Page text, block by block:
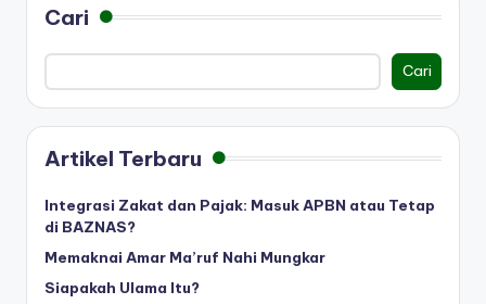
Cari
Cari
Artikel Terbaru
Integrasi Zakat dan Pajak: Masuk APBN atau Tetap
di BAZNAS?
Memaknai Amar Ma’ruf Nahi Mungkar
Siapakah Ulama Itu?